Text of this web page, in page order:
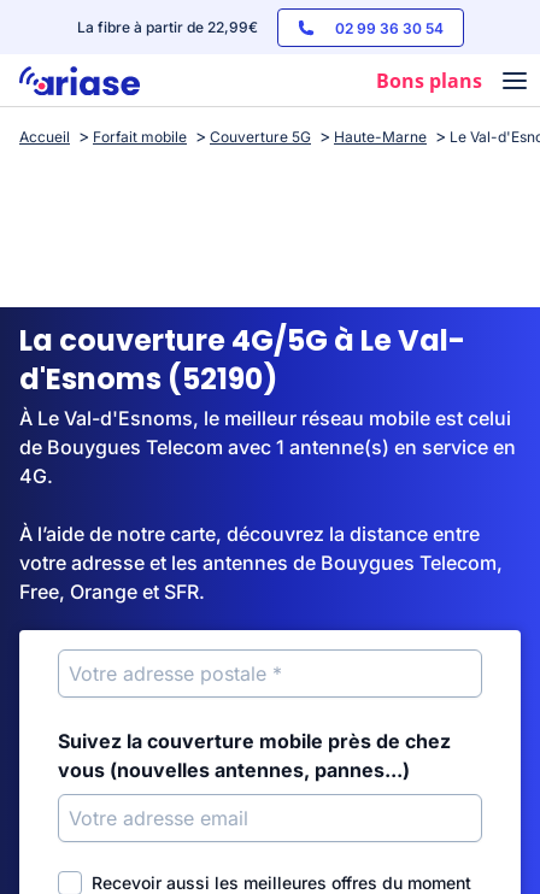
La fibre à partir de 22,99€ 02 99 36 30 54
Bons plans
Box internet
Streaming
Accueil Forfait mobile Couverture 5G Haute-Marne Le Val-
La couverture 4G/5G à Le Val-
d'Esnoms (52190)
À Le Val-d'Esnoms, le meilleur réseau mobile est celui
de Bouygues Telecom avec 1 antenne(s) en service en
4G.
À l’aide de notre carte, découvrez la distance entre
votre adresse et les antennes de Bouygues Telecom,
Free, Orange et SFR.
Suivez la couverture mobile près de chez
vous (nouvelles antennes, pannes...)
Recevoir aussi les meilleures offres du moment